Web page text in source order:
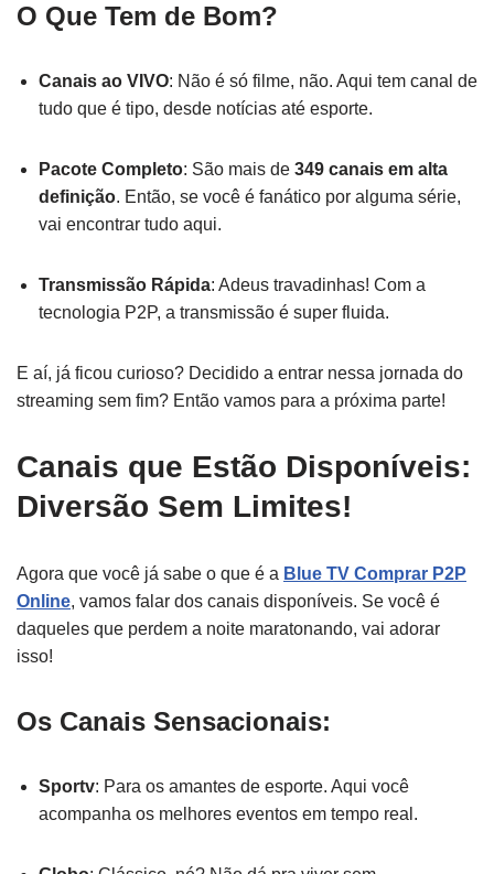
O Que Tem de Bom?
Canais ao VIVO: Não é só filme, não. Aqui tem canal de
tudo que é tipo, desde notícias até esporte.
Pacote Completo: São mais de 349 canais em alta
definição. Então, se você é fanático por alguma série,
vai encontrar tudo aqui.
Transmissão Rápida: Adeus travadinhas! Com a
tecnologia P2P, a transmissão é super fluida.
E aí, já ficou curioso? Decidido a entrar nessa jornada do
streaming sem fim? Então vamos para a próxima parte!
Canais que Estão Disponíveis:
Diversão Sem Limites!
Agora que você já sabe o que é a Blue TV Comprar P2P
Online, vamos falar dos canais disponíveis. Se você é
daqueles que perdem a noite maratonando, vai adorar
isso!
Os Canais Sensacionais:
Sportv: Para os amantes de esporte. Aqui você
acompanha os melhores eventos em tempo real.